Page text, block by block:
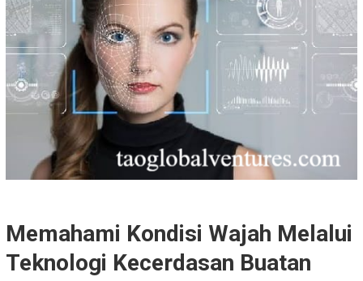
Memahami Kondisi Wajah Melalui
Teknologi Kecerdasan Buatan